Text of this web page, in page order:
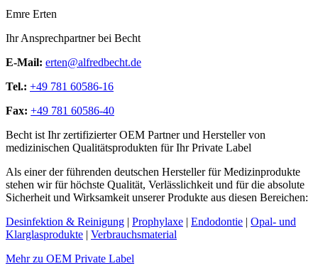
Emre Erten
Ihr Ansprechpartner bei Becht
E-Mail: erten@alfredbecht.de
Tel.: +49 781 60586-16
Fax: +49 781 60586-40
Becht ist Ihr zertifizierter OEM Partner und Hersteller von
medizinischen Qualitätsprodukten für Ihr Private Label
Als einer der führenden deutschen Hersteller für Medizinprodukte
stehen wir für höchste Qualität, Verlässlichkeit und für die absolute
Sicherheit und Wirksamkeit unserer Produkte aus diesen Bereichen:
Desinfektion & Reinigung | Prophylaxe | Endodontie | Opal- und
Klarglasprodukte | Verbrauchsmaterial
Mehr zu OEM Private Label